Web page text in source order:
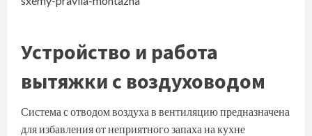
Устройство и работа
вытяжки с воздуховодом
Система с отводом воздуха в вентиляцию предназначена
для избавления от неприятного запаха на кухне